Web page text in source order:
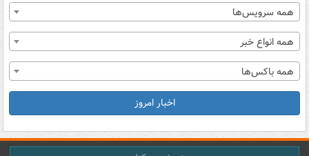
همه سرویس‌ها
همه انواع خبر
همه باکس‌ها
اخبار امروز